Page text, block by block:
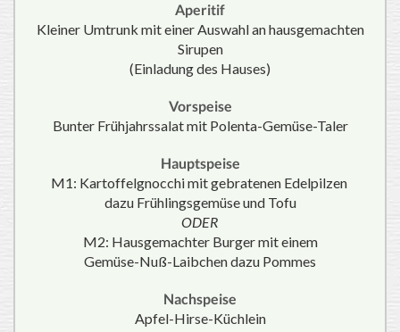
Aperitif
Kleiner Umtrunk mit einer Auswahl an hausgemachten
Sirupen
(Einladung des Hauses)
Vorspeise
Bunter Frühjahrssalat mit Polenta-Gemüse-Taler
Hauptspeise
M1: Kartoffelgnocchi mit gebratenen Edelpilzen
dazu Frühlingsgemüse und Tofu
ODER
M2: Hausgemachter Burger mit einem
Gemüse-Nuß-Laibchen dazu Pommes
Nachspeise
Apfel-Hirse-Küchlein